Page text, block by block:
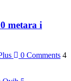
metara i
0 Comments 4